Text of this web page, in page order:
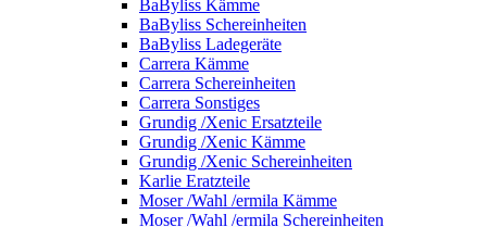
BaByliss Kämme
BaByliss Schereinheiten
BaByliss Ladegeräte
Carrera Kämme
Carrera Schereinheiten
Carrera Sonstiges
Grundig /Xenic Ersatzteile
Grundig /Xenic Kämme
Grundig /Xenic Schereinheiten
Karlie Eratzteile
Moser /Wahl /ermila Kämme
Moser /Wahl /ermila Schereinheiten